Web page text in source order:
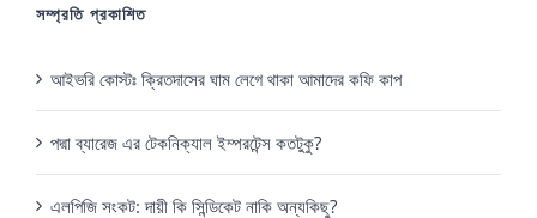
সম্প্রতি প্রকাশিত
আইভরি কোস্টঃ ক্রিতদাসের ঘাম লেগে থাকা আমাদের কফি কাপ
পদ্মা ব্যারেজ এর টেকনিক্যাল ইম্পরটেন্স কতটুকু?
এলপিজি সংকট: দায়ী কি সিন্ডিকেট নাকি অন্যকিছু?